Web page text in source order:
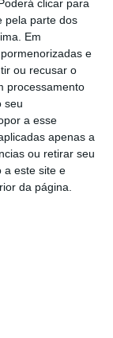
clicar para
pela parte dos
Em
e
ou recusar o
processamento
seu
a esse
apenas a
ou retirar seu
a este site e
da página.
Estatística
rendas de
4,9% em
anterior)”,
rendas